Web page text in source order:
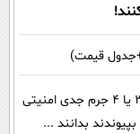
گفته‌های یک روحانی تندرو و ردپای بیش از ۳ یا ۴ جرم جدی امنیتی